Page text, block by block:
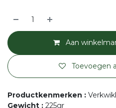
Aan
Toevoegen
Productkenmerken :
Gewicht : 225gr